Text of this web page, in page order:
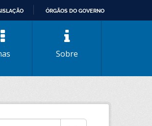
ÓRGÃOS DO GOVERNO
Sobre